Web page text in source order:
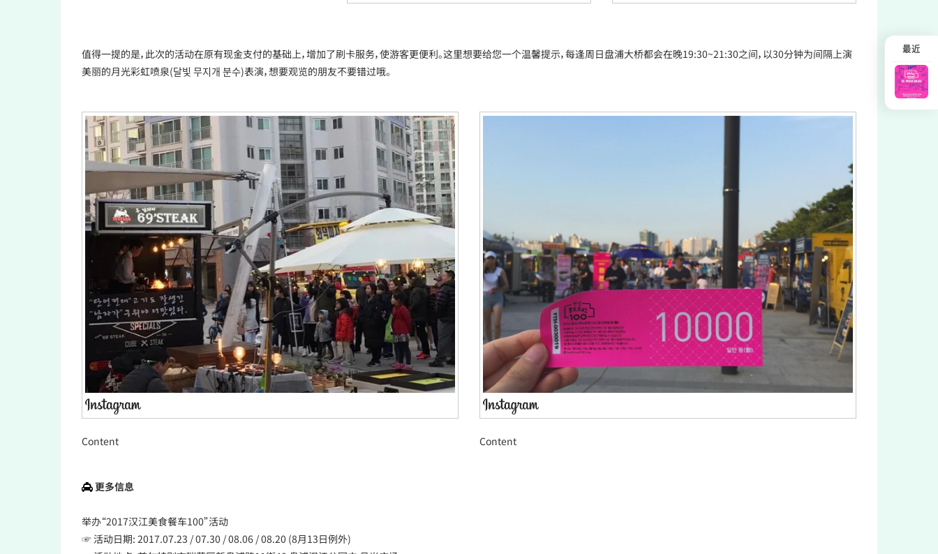
值得一提的是，此次的活动在原有现金支付的基础上，增加了刷卡服务，使游客更便利。这里想要给您一个温馨提示，每逢周日盘浦大桥都会在晚19:30~21:30之间，以30分钟为间隔上演
美丽的月光彩虹喷泉(달빛 무지개 분수)表演，想要观览的朋友不要错过哦。
Content Content
更多信息
举办“2017汉江美食餐车100”活动
☞ 活动日期: 2017.07.23 / 07.30 / 08.06 / 08.20 (8月13日例外)
最近